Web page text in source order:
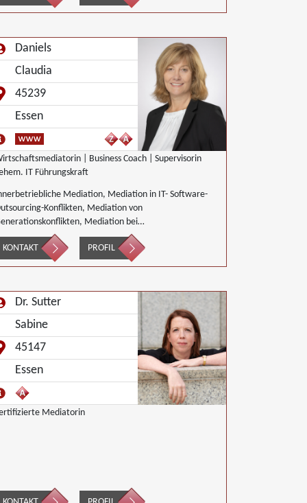
Daniels
Claudia
45239
Essen
| Business Coach | Supervisorin
IT Führungskraft
Mediation, Mediation in IT- Software-
Konflikten, Mediation von
Mediation bei
Mediation bei Team- und
Gruppenkonflikten, Mediation von
Unternehmensnachfolgen, Nachbarschaftsmediation,
KONTAKT PROFIL
Dr. Sutter
Sabine
45147
Essen
Mediatorin